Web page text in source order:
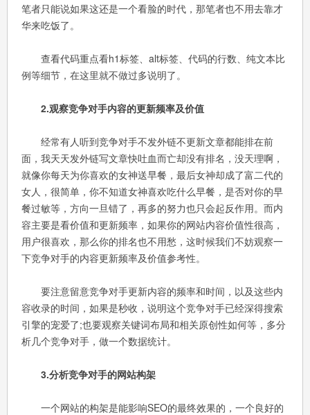
笔者只能说如果这还是一个看脸的时代，那笔者也不用去靠才
华来吃饭了。
查看代码重点看h1标签、alt标签、代码的行数、纯文本比
例等细节，在这里就不做过多说明了。
2.观察竞争对手内容的更新频率及价值
经常有人听到竞争对手不发外链不更新文章都能排在前
面，我天天发外链写文章快吐血而亡却没有排名，没天理啊，
就像你每天为你喜欢的女神送早餐，最后女神却成了富二代的
女人，很简单，你不知道女神喜欢吃什么早餐，是否对你的早
餐过敏等，方向一旦错了，再多的努力也只会起反作用。而内
容主要是看价值和更新频率，如果你的网站内容价值性很高，
用户很喜欢，那么你的排名也不用愁，这时候我们不妨观察一
下竞争对手的内容更新频率及价值参考性。
要注意留意竞争对手更新内容的频率和时间，以及这些内
容收录的时间，如果是秒收，说明这个竞争对手已经深得搜索
引擎的宠爱了;也要观察关键词布局和相关原创性如何等，多分
析几个竞争对手，做一个数据统计。
3.分析竞争对手的网站构架
一个网站的构架是能影响SEO的最终效果的，一个良好的